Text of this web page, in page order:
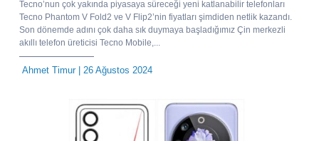
Tecno’nun çok yakında piyasaya süreceği yeni katlanabilir telefonları
Tecno Phantom V Fold2 ve V Flip2’nin fiyatları şimdiden netlik kazandı.
Son dönemde adını çok daha sık duymaya başladığımız Çin merkezli
akıllı telefon üreticisi Tecno Mobile,...
Ahmet Timur| 26 Ağustos 2024